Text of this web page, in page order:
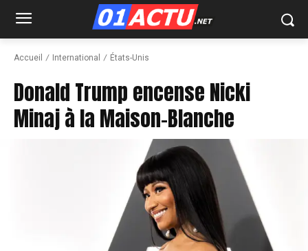
Accueil International États-Unis
Donald Trump encense Nicki
Minaj à la Maison-Blanche